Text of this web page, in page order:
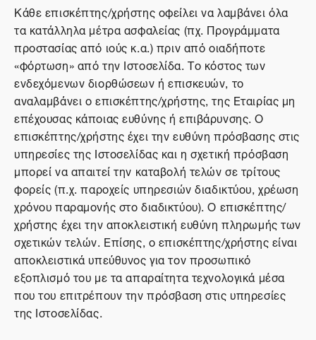
Κάθε επισκέπτης/χρήστης οφείλει να λαμβάνει όλα
τα κατάλληλα μέτρα ασφαλείας (πχ. Προγράμματα
προστασίας από ιούς κ.α.) πριν από οιαδήποτε
«φόρτωση» από την Ιστοσελίδα. Το κόστος των
ενδεχόμενων διορθώσεων ή επισκευών, το
αναλαμβάνει ο επισκέπτης/χρήστης, της Εταιρίας μη
επέχουσας κάποιας ευθύνης ή επιβάρυνσης. Ο
επισκέπτης/χρήστης έχει την ευθύνη πρόσβασης στις
υπηρεσίες της Ιστοσελίδας και η σχετική πρόσβαση
μπορεί να απαιτεί την καταβολή τελών σε τρίτους
φορείς (π.χ. παροχείς υπηρεσιών διαδικτύου, χρέωση
χρόνου παραμονής στο διαδικτύου). Ο επισκέπτης/
χρήστης έχει την αποκλειστική ευθύνη πληρωμής των
σχετικών τελών. Επίσης, ο επισκέπτης/χρήστης είναι
αποκλειστικά υπεύθυνος για τον προσωπικό
εξοπλισμό του με τα απαραίτητα τεχνολογικά μέσα
που του επιτρέπουν την πρόσβαση στις υπηρεσίες
της Ιστοσελίδας.